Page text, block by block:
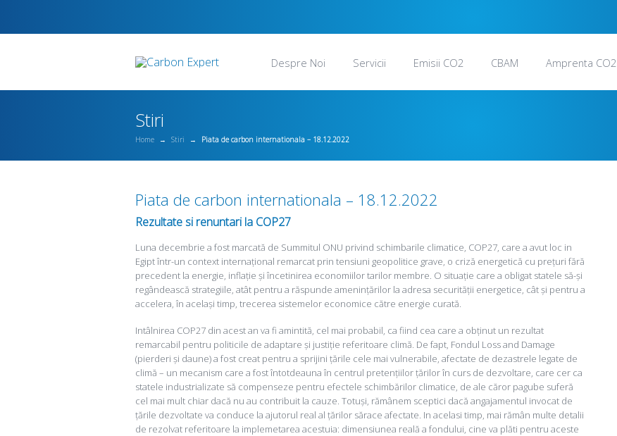
Despre Noi Servicii Emisii CO2 CBAM Amprenta CO2
Stiri
Home → Stiri → Piata de carbon internationala – 18.12.2022
Piata de carbon internationala – 18.12.2022
Rezultate si renuntari la COP27
Luna decembrie a fost marcată de Summitul ONU privind schimbarile climatice, COP27, care a avut loc in
Egipt într-un context internațional remarcat prin tensiuni geopolitice grave, o criză energetică cu prețuri fără
precedent la energie, inflație și încetinirea economiilor tarilor membre. O situație care a obligat statele să-și
regândească strategiile, atât pentru a răspunde amenințărilor la adresa securității energetice, cât și pentru a
accelera, în același timp, trecerea sistemelor economice către energie curată.
Intâlnirea COP27 din acest an va fi amintită, cel mai probabil, ca fiind cea care a obținut un rezultat
remarcabil pentru politicile de adaptare și justiție referitoare climă. De fapt, Fondul Loss and Damage
(pierderi și daune) a fost creat pentru a sprijini țările cele mai vulnerabile, afectate de dezastrele legate de
climă – un mecanism care a fost întotdeauna în centrul pretențiilor țărilor în curs de dezvoltare, care cer ca
statele industrializate să compenseze pentru efectele schimbărilor climatice, de ale căror pagube suferă
cel mai mult chiar dacă nu au contribuit la cauze. Totuși, rămânem sceptici dacă angajamentul invocat de
țările dezvoltate va conduce la ajutorul real al țărilor sărace afectate. In acelasi timp, mai rămân multe detalii
de rezolvat referitoare la implemetarea acestuia: dimensiunea reală a fondului, cine va plăti pentru aceste